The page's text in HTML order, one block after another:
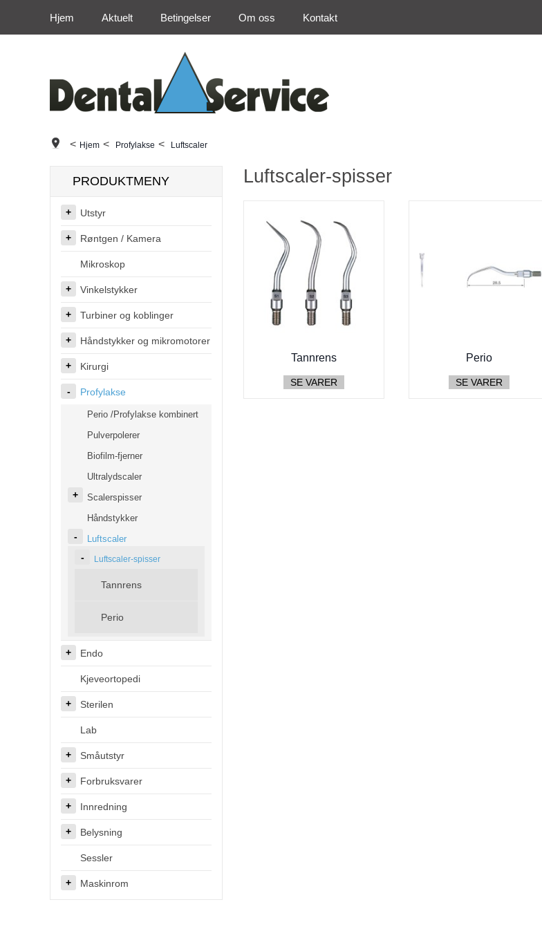
Hjem Aktuelt Betingelser Om oss Kontakt
< Hjem < Profylakse < Luftscaler
PRODUKTMENY
Utstyr
Røntgen / Kamera
Mikroskop
Vinkelstykker
Turbiner og koblinger
Håndstykker og mikromotorer
Kirurgi
Profylakse
Perio /Profylakse kombinert
Pulverpolerer
Biofilm-fjerner
Ultralydscaler
Scalerspisser
Håndstykker
Luftscaler
Luftscaler-spisser
Tannrens
Perio
Endo
Kjeveortopedi
Sterilen
Lab
Småutstyr
Forbruksvarer
Innredning
Belysning
Sessler
Maskinrom
Luftscaler-spisser
Tannrens
SE VARER
Perio
SE VARER